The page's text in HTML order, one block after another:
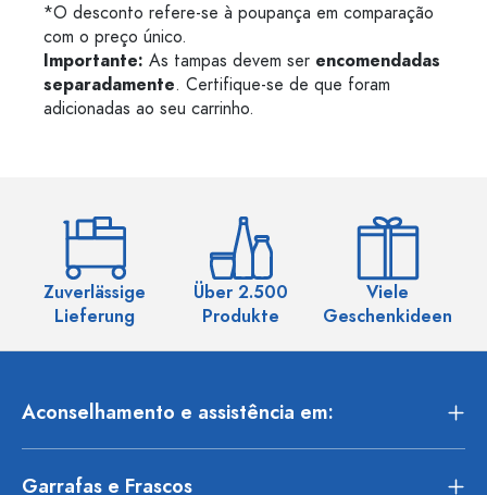
*O desconto refere-se à poupança em comparação
com o preço único.
Importante: As tampas devem ser encomendadas
separadamente. Certifique-se de que foram
adicionadas ao seu carrinho.
Zuverlässige
Lieferung
Über 2.500
Produkte
Viele
Geschenkideen
Aconselhamento e assistência em:
Garrafas e Frascos